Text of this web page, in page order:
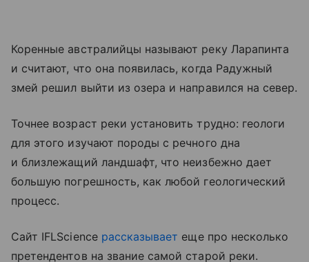
Коренные австралийцы называют реку Ларапинта
и считают, что она появилась, когда Радужный
змей решил выйти из озера и направился на север.
Точнее возраст реки установить трудно: геологи
для этого изучают породы с речного дна
и близлежащий ландшафт, что неизбежно дает
большую погрешность, как любой геологический
процесс.
Сайт IFLScience рассказывает еще про несколько
претендентов на звание самой старой реки.